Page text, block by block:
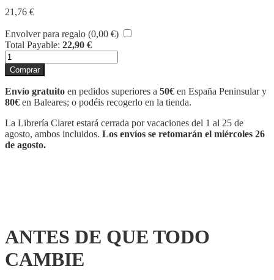
21,76 €
Envolver para regalo (0,00 €)
Total Payable: 22,90 €
ANTES
DE
QUE
TODO
CAMBIE
Comprar
Envío gratuito en pedidos superiores a 50€ en España Peninsular y
80€ en Baleares; o podéis recogerlo en la tienda.
La Librería Claret estará cerrada por vacaciones del 1 al 25 de
agosto, ambos incluidos. Los envíos se retomarán el miércoles 26
de agosto.
ANTES DE QUE TODO
CAMBIE